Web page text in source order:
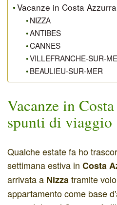
Vacanze in Costa
NIZZA
ANTIBES
CANNES
VILLEFRANCHE-SUR-
BEAULIEU-SUR-MER
Vacanze in
spunti di viaggio
Qualche estate fa ho
settimana estiva in Costa
arrivata a Nizzatramite
appartamento come base